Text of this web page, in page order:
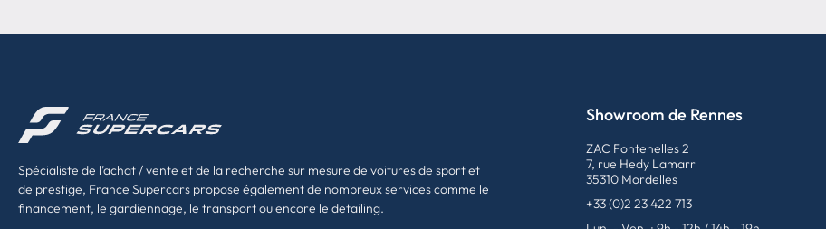
Spécialiste de l’achat / vente et de la recherche sur mesure de voitures de sport et
de prestige, France Supercars propose également de nombreux services comme le
financement, le gardiennage, le transport ou encore le detailing.
Showroom de Rennes
ZAC Fontenelles 2
7, rue Hedy Lamarr
35310 Mordelles
+33 (0)2 23 422 713